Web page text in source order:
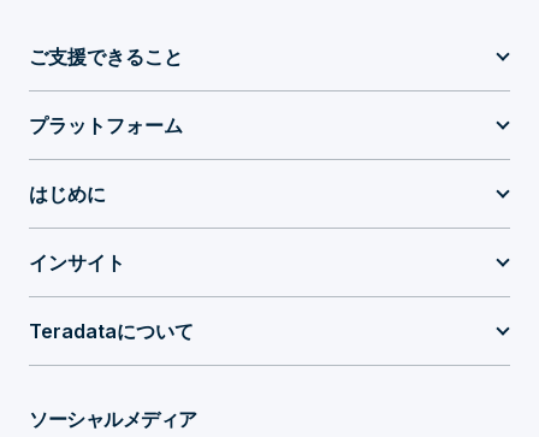
ご支援できること
プラットフォーム
はじめに
インサイト
Teradataについて
ソーシャルメディア